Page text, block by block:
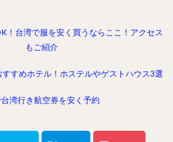
！台湾で服を安く買うならここ！アクセス
もご紹介
すめホテル！ホステルやゲストハウス3選
湾行き航空券を安く予約